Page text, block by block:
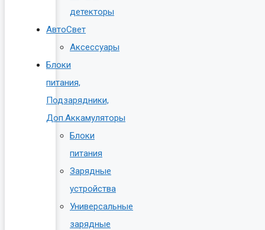
детекторы
АвтоСвет
Аксессуары
Блоки
питания,
Подзарядники,
Доп.Аккамуляторы
Блоки
питания
Зарядные
устройства
Универсальные
зарядные